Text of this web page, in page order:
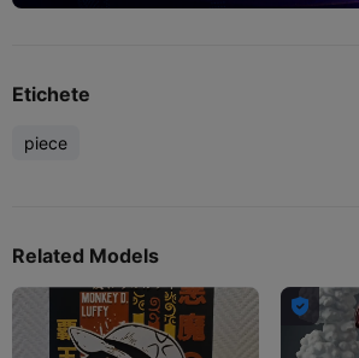
Etichete
piece
Related Models
